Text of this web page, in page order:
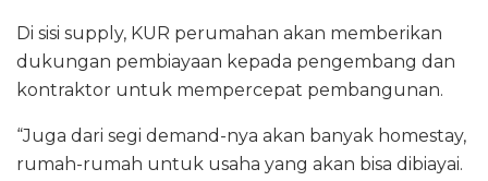
Di sisi supply, KUR perumahan akan memberikan
dukungan pembiayaan kepada pengembang dan
kontraktor untuk mempercepat pembangunan.
“Juga dari segi demand-nya akan banyak homestay,
rumah-rumah untuk usaha yang akan bisa dibiayai.